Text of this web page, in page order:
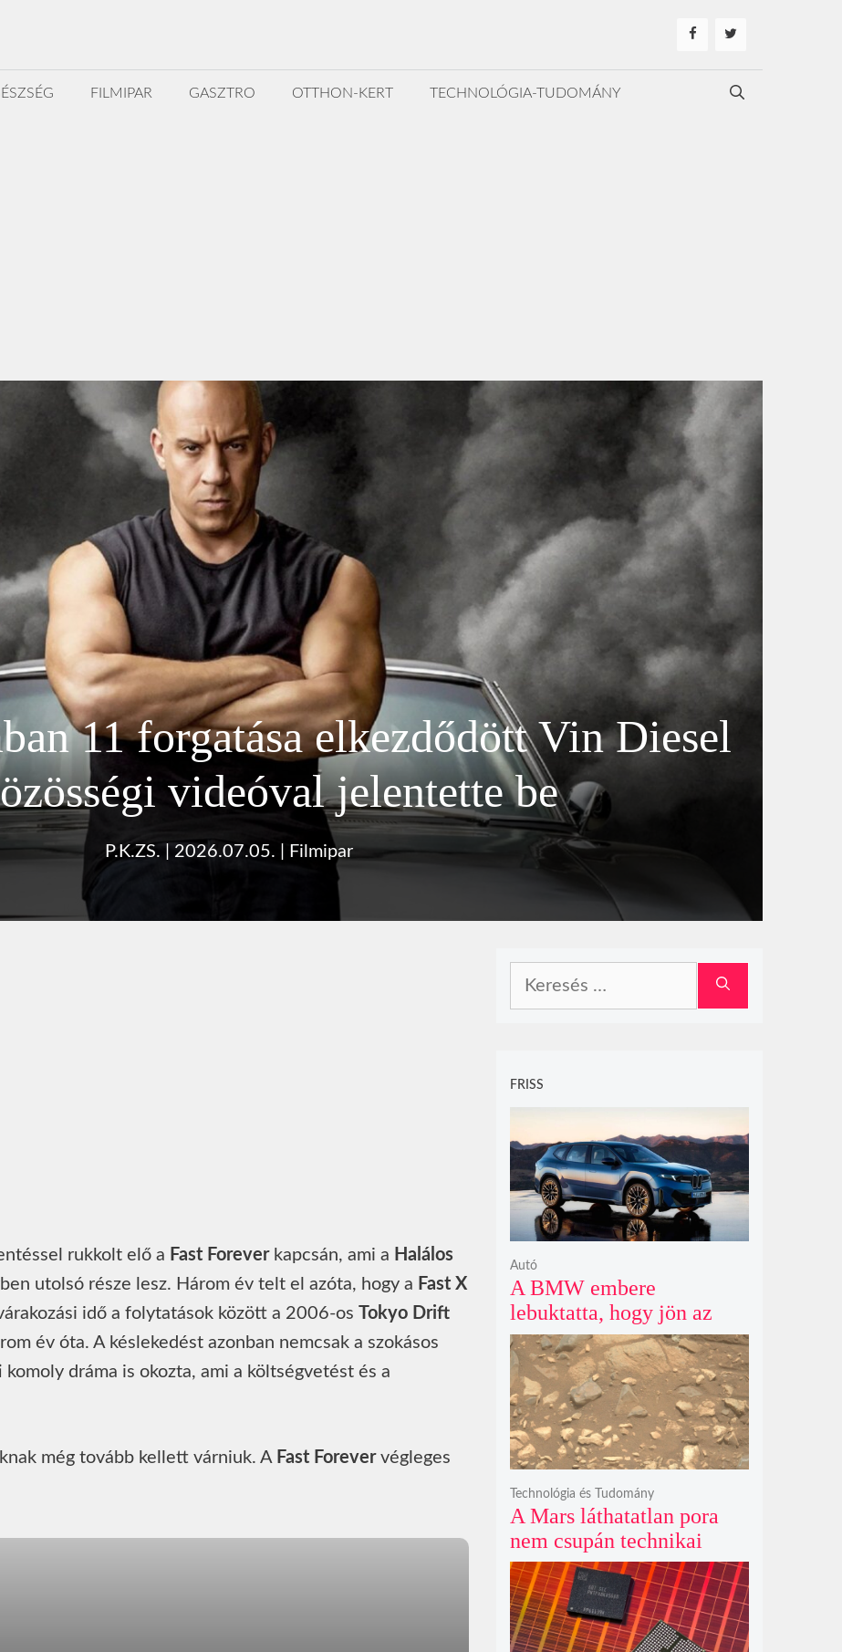
FILMIPAR GASZTRO OTTHON-KERT TECHNOLÓGIA-TUDOMÁNY
11 forgatása elkezdődött Vin Diesel
videóval jelentette be
P.K.ZS.|2026.07.05. Filmipar
rukkolt elő a Fast Foreverkapcsán, ami a Halálos
utolsó része lesz. Három év telt el azóta, hogy a Fast X
idő a folytatások között a 2006-os Tokyo Drift
év óta. A késlekedést azonban nemcsak a szokásos
dráma is okozta, ami a költségvetést és a
még tovább kellett várniuk. A Fast Forevervégleges
FRISS
A BMW embere
lebuktatta, hogy jön az
500+ lóerős iX3, az 50
xDrive meg csak
középkategória
Autó
A Mars láthatatlan pora
nem csupán technikai
akadály, hanem súlyos
szilikát- és
perklorátmérgezés
fenyegeti a jövő űrhajósait
Technológia és Tudomány